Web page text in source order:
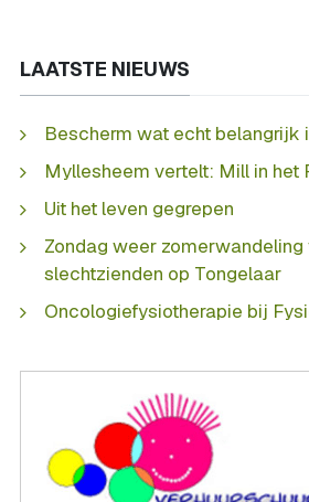
LAATSTE NIEUWS
Bescherm wat echt belangrijk
Myllesheem vertelt: Mill in het
Uit het leven gegrepen
Zondag weer zomerwandeling
slechtzienden op Tongelaar
Oncologiefysiotherapie bij